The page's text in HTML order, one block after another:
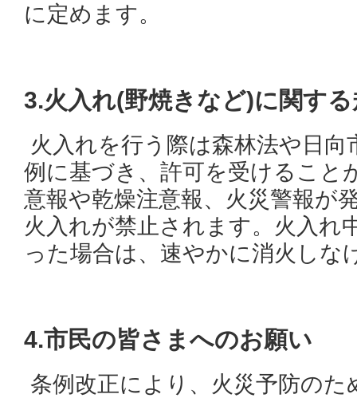
に定めます。
3.火入れ(野焼きなど)に関す
火入れを行う際は森林法や日
例に基づき、許可を受けること
意報や乾燥注意報、火災警報が
火入れが禁止されます。火入れ
った場合は、速やかに消火しな
4.市民の皆さまへのお願い
条例改正により、火災予防のた